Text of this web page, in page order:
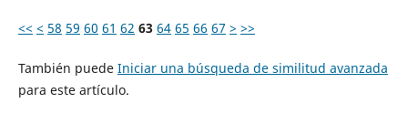
<< < 58 59 60 61 62 63 64 65 66 67 > >>
También puede Iniciar una búsqueda de similitud avanzada
para este artículo.